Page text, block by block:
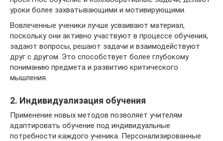
уроки более захватывающими и мотивирующими.
Вовлеченные ученики лучше усваивают материал,
поскольку они активно участвуют в процессе обучения,
задают вопросы, решают задачи и взаимодействуют
друг с другом. Это способствует более глубокому
пониманию предмета и развитию критического
мышления.
2. Индивидуализация обучения
Применение новых методов позволяет учителям
адаптировать обучение под индивидуальные
потребности каждого ученика. Персонализированные